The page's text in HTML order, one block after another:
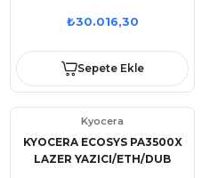
₺30.016,30
Sepete Ekle
Kyocera
KYOCERA ECOSYS PA3500X
LAZER YAZICI/ETH/DUB